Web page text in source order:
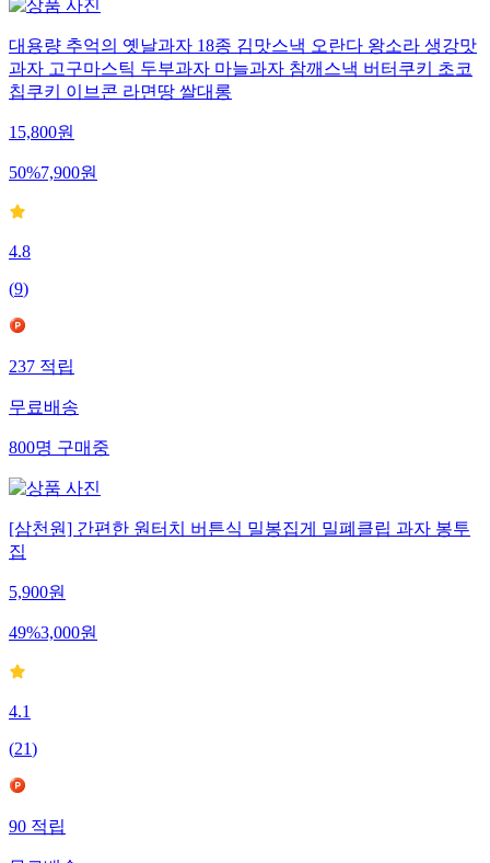
대용량 추억의 옛날과자 18종 김맛스낵 오란다 왕소라 생강맛
과자 고구마스틱 두부과자 마늘과자 참깨스낵 버터쿠키 초코
칩쿠키 이브콘 라면땅 쌀대롱
15,800원
50%7,900원
4.8
(9)
237적립
무료배송
800명구매중
[삼천원] 간편한 원터치 버튼식 밀봉집게 밀폐클립 과자 봉투
집
5,900원
49%3,000원
4.1
(21)
90적립